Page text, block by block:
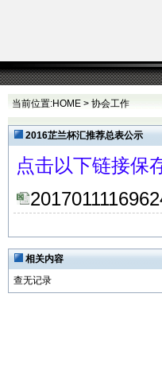
当前位置:HOME > 协会工作
2016芷兰杯汇推荐总表公示
点击以下链接保
相关内容
查无记录